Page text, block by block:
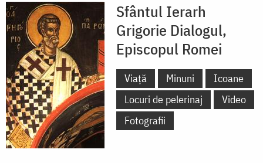
Sfântul Ierarh
Grigorie Dialogul,
Episcopul Romei
Viață Minuni
Icoane
Locuri de pelerinaj
Video
Fotografii